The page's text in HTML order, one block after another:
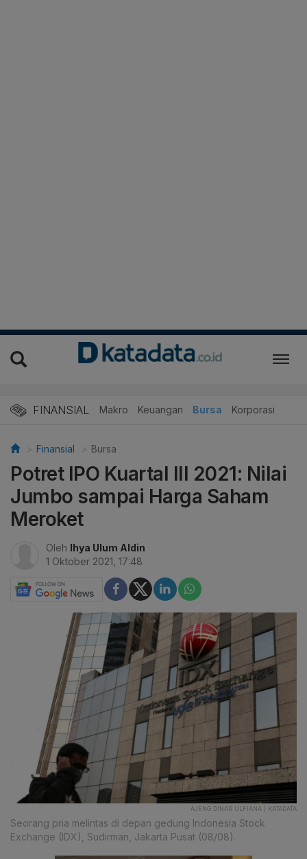
FINANSIAL Makro Keuangan Bursa Korporasi
Finansial Bursa
Potret IPO Kuartal III 2021: Nilai
Jumbo sampai Harga Saham
Meroket
Oleh Ihya Ulum Aldin
1 Oktober 2021, 17:48
AJENG DINAR ULFIANA | KATADATA
Seorang pria melintas di depan gedung Indonesia Stock
Exchange (IDX), Sudirman, Jakarta Pusat (08/08).